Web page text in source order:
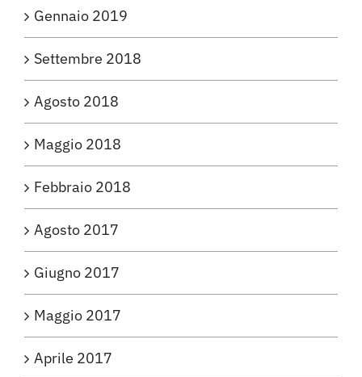
Gennaio 2019
Settembre 2018
Agosto 2018
Maggio 2018
Febbraio 2018
Agosto 2017
Giugno 2017
Maggio 2017
Aprile 2017